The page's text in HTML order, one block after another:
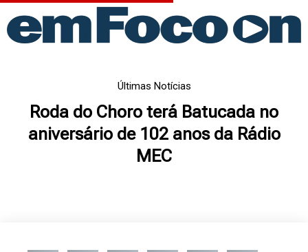
para
Últimas Notícias
Roda do Choro terá Batucada no
aniversário de 102 anos da Rádio
MEC